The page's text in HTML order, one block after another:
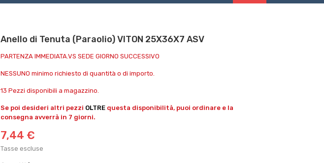
Anello di Tenuta (Paraolio) VITON 25X36X7 ASV
PARTENZA IMMEDIATA.VS SEDE GIORNO SUCCESSIVO
NESSUNO minimo richiesto di quantità o di importo.
13 Pezzi disponibili a magazzino.
Se poi desideri altri pezzi OLTRE questa disponibilità, puoi ordinare e la
consegna avverrà in 7 giorni.
7,44 €
Tasse escluse